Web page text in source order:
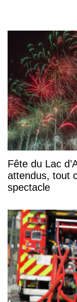
Fête du Lac
attendus, tout
spectacle